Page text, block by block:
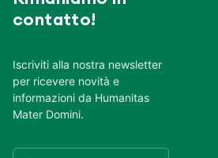
contatto!
Iscriviti alla nostra newsletter
per ricevere novità e
informazioni da Humanitas
Mater Domini.